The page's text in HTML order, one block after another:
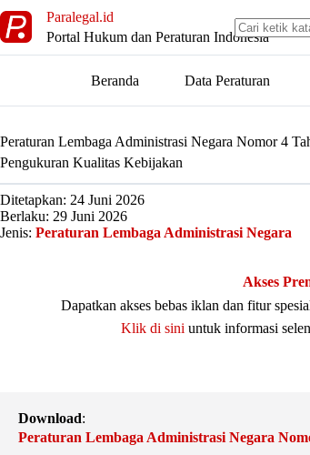
to
content
Paralegal.id
Portal Hukum dan Peraturan Indonesia
Beranda Data Peraturan
Peraturan Lembaga Administrasi Negara Nomor 4
Pengukuran Kualitas Kebijakan
Ditetapkan: 24 Juni 2026
Berlaku: 29 Juni 2026
Jenis: Peraturan Lembaga Administrasi Negara
Akses
Dapatkan akses bebas iklan dan fitur
Klik di sini untuk informasi
Download:
Peraturan Lembaga Administrasi Negara